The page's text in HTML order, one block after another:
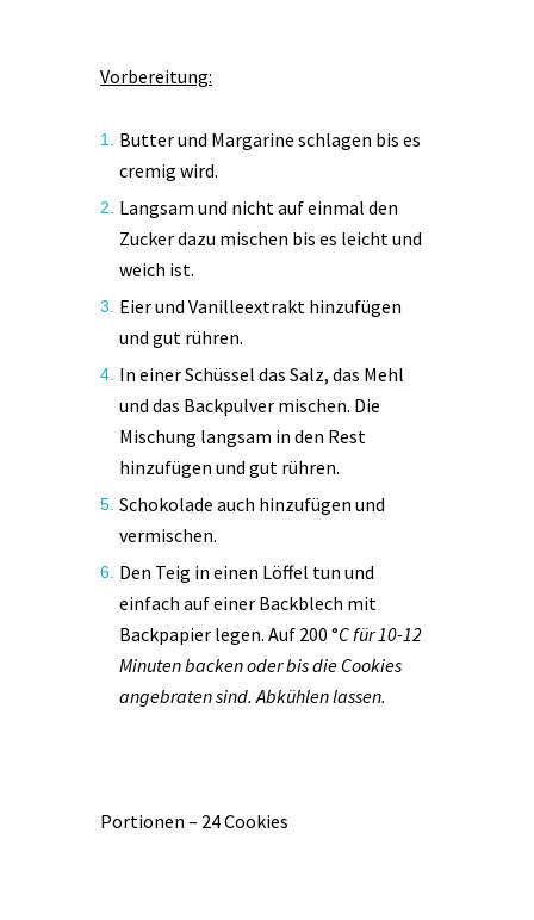
Vorbereitung:
Butter und Margarine schlagen bis es
cremig wird.
Langsam und nicht auf einmal den
Zucker dazu mischen bis es leicht und
weich ist.
Eier und Vanilleextrakt hinzufügen
und gut rühren.
In einer Schüssel das Salz, das Mehl
und das Backpulver mischen. Die
Mischung langsam in den Rest
hinzufügen und gut rühren.
Schokolade auch hinzufügen und
vermischen.
Den Teig in einen Löffel tun und
einfach auf einer Backblech mit
Backpapier legen. Auf 200 °C für 10-12
Minuten backen oder bis die Cookies
angebraten sind. Abkühlen lassen.
Portionen – 24 Cookies